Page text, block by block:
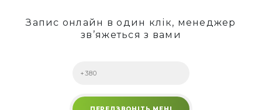
Запис онлайн в один клік, менеджер
зв’яжеться з вами